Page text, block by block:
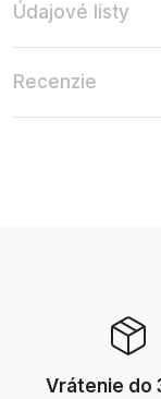
Údajové listy
Recenzie
Vrátenie do